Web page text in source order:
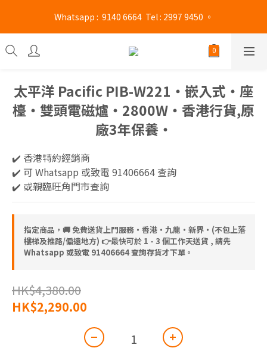
旺角門市營業時間 : (星期一至六 13:00 - 21:00 / 星期日及公眾假期
13:00 - 19:00)
Whatsapp :  9140 6664  Tel : 2997 9450 。
旺角門市營業時間 : (星期一至六 13:00 - 21:00 / 星期日及公眾假期
13:00 - 19:00)
太平洋 Pacific PIB-W221‧嵌入式‧座
檯‧雙頭電磁爐‧2800W‧香港行貨,原
廠3年保養‧
✔️ 香港特約經銷商
✔️ 可 Whatsapp 或致電 91406664 查詢
✔️ 或親臨旺角門市查詢
指定商品，🚚 免費送貨上門服務‧香港‧九龍‧新界‧(不包上落
樓梯及推路/偏遠地方) 👉最快可於 1 - 3 個工作天送貨 , 請先
Whatsapp 或致電 91406664 查詢存貨才下單。
HK$4,380.00
HK$2,290.00